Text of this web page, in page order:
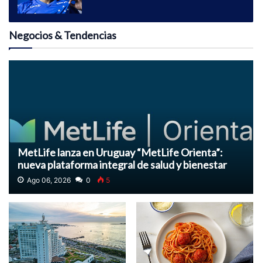
Negocios & Tendencias
MetLife lanza en Uruguay “MetLife Orienta”:
nueva plataforma integral de salud y bienestar
Ago 06, 2026 0 5